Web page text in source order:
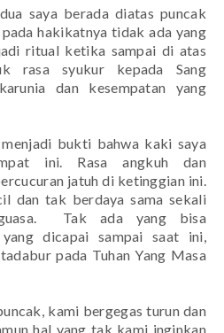
saya berada diatas puncak
hakikatnya tidak ada yang
ritual ketika sampai di atas
rasa syukur kepada Sang
dan kesempatan yang
bukti bahwa kaki saya
ini. Rasa angkuh dan
jatuh di ketinggian ini.
dan tak berdaya sama sekali
Tak ada yang bisa
dicapai sampai saat ini,
pada Tuhan Yang Masa
kami bergegas turun dan
hal yang tak kami inginkan